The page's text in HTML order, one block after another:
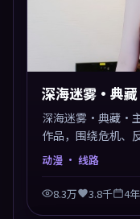
深海迷雾·典
深海迷雾·典藏·
作品，围绕危机、
凑，值得推荐观看。
动漫 · 线路
8.3万 3.8千 4